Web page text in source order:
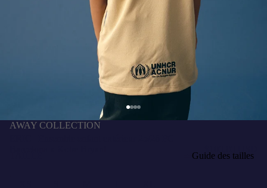
AWAY COLLECTION
Guide des tailles